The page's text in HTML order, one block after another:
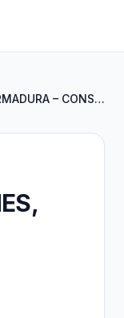
ARMADURA – CONSTRUCCIONES, SER...